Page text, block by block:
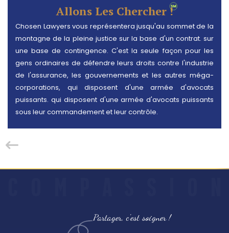
Allons Les Chercher !
Chosen Lawyers vous représentera jusqu'au sommet de la
montagne de la pleine justice sur la base d'un contrat. sur
une base de contingence. C'est la seule façon pour les
gens ordinaires de défendre leurs droits contre l'industrie
de l'assurance, les gouvernements et les autres méga-
corporations, qui disposent d'une armée d'avocats
puissants. qui disposent d'une armée d'avocats puissants
sous leur commandement et leur contrôle.
Partager, c'est soigner !